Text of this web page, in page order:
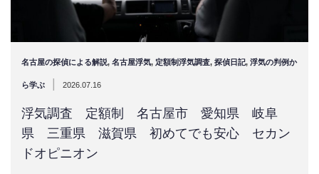
名古屋の探偵による解説, 名古屋浮気, 定額制浮気調査, 探偵日記, 浮気の判例か
ら学ぶ 2026.07.16
浮気調査 定額制 名古屋市 愛知県 岐阜
県 三重県 滋賀県 初めてでも安心 セカン
ドオピニオン